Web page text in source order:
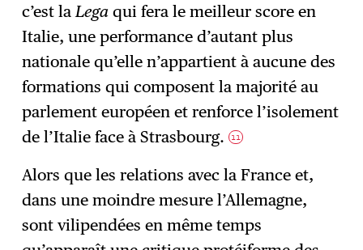
c’est laLega qui fera le meilleur score en
Italie, une performance d’autant plus
nationale qu’elle n’appartient à aucune des
formations qui composent la majorité au
parlement européen et renforce l’isolement
de l’Italie face à Strasbourg.11
Alors que les relations avec la France et,
dans une moindre mesure l’Allemagne,
sont vilipendées en même temps